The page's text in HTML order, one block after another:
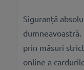
Siguranță
prin măsuri
online a